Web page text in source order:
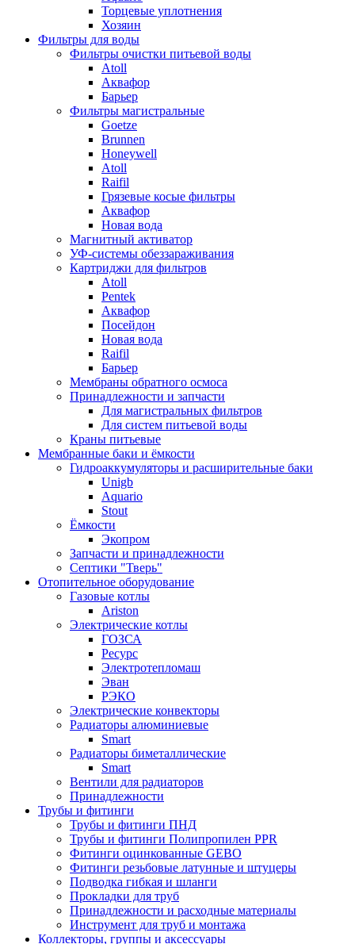
Торцевые уплотнения
Хозяин
Фильтры для воды
Фильтры очистки питьевой воды
Atoll
Аквафор
Барьер
Фильтры магистральные
Goetze
Brunnen
Honeywell
Atoll
Raifil
Грязевые косые фильтры
Аквафор
Новая вода
Магнитный активатор
УФ-системы обеззараживания
Картриджи для фильтров
Atoll
Pentek
Аквафор
Посейдон
Новая вода
Raifil
Барьер
Мембраны обратного осмоса
Принадлежности и запчасти
Для магистральных фильтров
Для систем питьевой воды
Краны питьевые
Мембранные баки и ёмкости
Гидроаккумуляторы и расширительные баки
Unigb
Aquario
Stout
Ёмкости
Экопром
Запчасти и принадлежности
Септики "Тверь"
Отопительное оборудование
Газовые котлы
Ariston
Электрические котлы
ГОЗСА
Ресурс
Электротепломаш
Эван
РЭКО
Электрические конвекторы
Радиаторы алюминиевые
Smart
Радиаторы биметаллические
Smart
Вентили для радиаторов
Принадлежности
Трубы и фитинги
Трубы и фитинги ПНД
Трубы и фитинги Полипропилен PPR
Фитинги оцинкованные GEBO
Фитинги резьбовые латунные и штуцеры
Подводка гибкая и шланги
Прокладки для труб
Принадлежности и расходные материалы
Инструмент для труб и монтажа
Коллекторы, группы и аксессуары